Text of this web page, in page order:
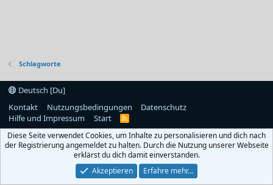
Schlagworte
Deutsch [Du]
Kontakt
Nutzungsbedingungen
Datenschutz
Hilfe und Impressum
Start
R
S
Diese Seite verwendet Cookies, um Inhalte zu personalisieren und dich nach
der Registrierung angemeldet zu halten. Durch die Nutzung unserer Webseite
erklärst du dich damit einverstanden.
Akzeptieren
Erfahre mehr…